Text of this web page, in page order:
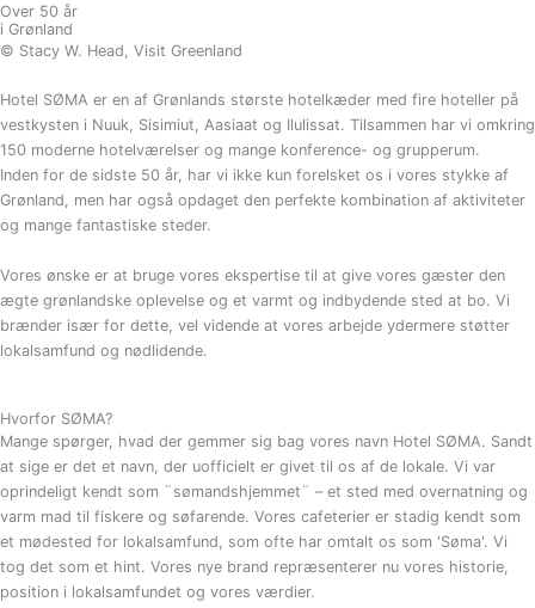
Over 50 år
i Grønland
© Stacy W. Head , Visit Greenland
Hotel SØMA er en af Grønlands største hotelkæder med fire hoteller på
vestkysten i Nuuk, Sisimiut, Aasiaat og Ilulissat. Tilsammen har vi omkring
150 moderne hotelværelser og mange konference- og grupperum.
Inden for de sidste 50 år, har vi ikke kun forelsket os i vores stykke af
Grønland, men har også opdaget den perfekte kombination af aktiviteter
og mange fantastiske steder.
Vores ønske er at bruge vores ekspertise til at give vores gæster den
ægte grønlandske oplevelse og et varmt og indbydende sted at bo. Vi
brænder især for dette, vel vidende at vores arbejde ydermere støtter
lokalsamfund og nødlidende.
Hvorfor SØMA?
Mange spørger, hvad der gemmer sig bag vores navn Hotel SØMA. Sandt
at sige er det et navn, der uofficielt er givet til os af de lokale. Vi var
oprindeligt kendt som ¨sømandshjemmet¨ – et sted med overnatning og
varm mad til fiskere og søfarende. Vores cafeterier er stadig kendt som
et mødested for lokalsamfund, som ofte har omtalt os som 'Søma'. Vi
tog det som et hint. Vores nye brand repræsenterer nu vores historie,
position i lokalsamfundet og vores værdier.